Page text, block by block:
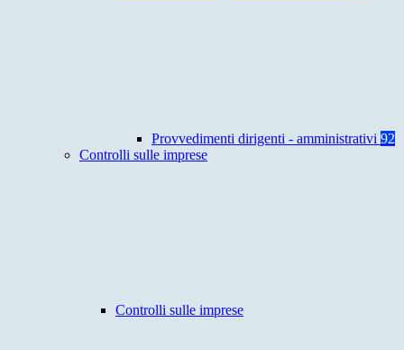
Provvedimenti dirigenti - amministrativi 92
Controlli sulle imprese
Controlli sulle imprese